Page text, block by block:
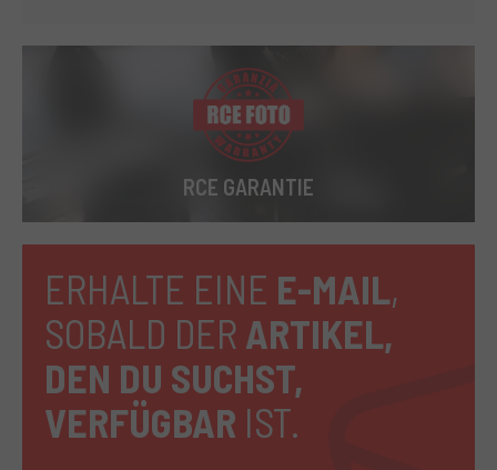
RCE GARANTIE
ERHALTE EINE E-MAIL,
SOBALD DER ARTIKEL,
DEN DU SUCHST,
VERFÜGBAR IST.